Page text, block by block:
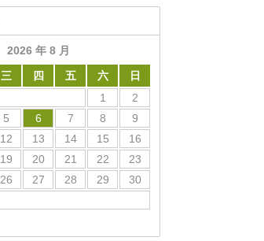
2026 年 8 月
三 四 五 六
日
1
2
5 6 7 8
9
12 13 14 15
16
19 20 21 22
23
26 27 28 29
30